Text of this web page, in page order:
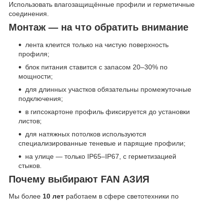
Использовать влагозащищённые профили и герметичные
соединения.
Монтаж — на что обратить внимание
лента клеится только на чистую поверхность
профиля;
блок питания ставится с запасом 20–30% по
мощности;
для длинных участков обязательны промежуточные
подключения;
в гипсокартоне профиль фиксируется до установки
листов;
для натяжных потолков используются
специализированные теневые и парящие профили;
на улице — только IP65–IP67, с герметизацией
стыков.
Почему выбирают FAN АЗИЯ
Мы более 10 лет работаем в сфере светотехники по